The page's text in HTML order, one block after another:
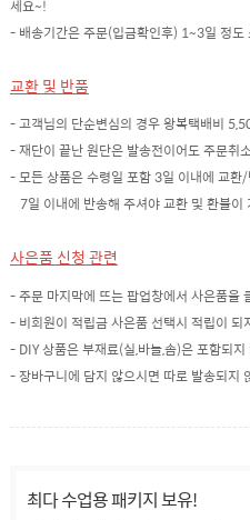
세요~!
- 배송기간은 주문(입금확인후) 1~3일 정도
교환 및 반품
- 고객님의 단순변심의 경우 왕복택배비
- 재단이 끝난 원단은 발송전이어도 주문취
- 모든 상품은 수령일 포함 3일 이내에 교환
7일 이내에 반송해 주셔야 교환 및 환불이
사은품 신청 관련
- 주문 마지막에 뜨는 팝업창에서 사은품을
- 비회원이 적립금 사은품 선택시 적립이 되
- DIY 상품은 부재료(실,바늘,솜)은 포함되지
- 장바구니에 담지 않으시면 따로 발송되지
최다 수업용 패키지 보유!